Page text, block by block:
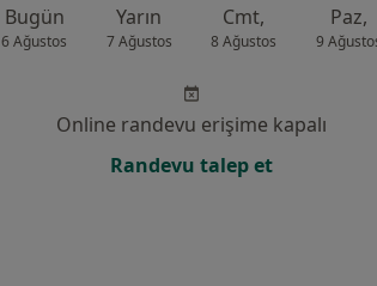
Bugün
6 Ağustos
Yarın
7 Ağustos
Cmt,
8 Ağustos
Paz,
9
Online randevu erişime kapalı
Randevu talep et